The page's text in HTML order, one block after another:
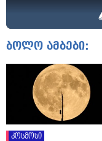
ბოლო ამბები:
კოსმოსი